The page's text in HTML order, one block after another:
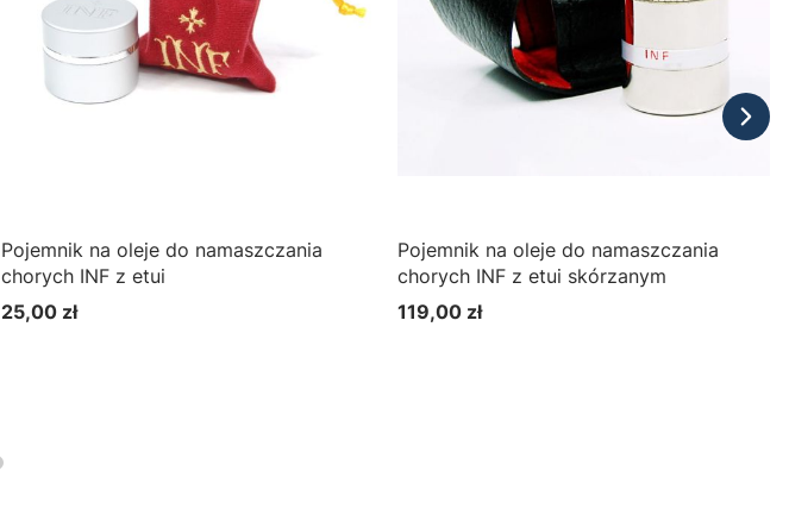
Pojemnik na oleje do namaszczania
chorych INF z etui
Cena
25,00 zł
Pojemnik na oleje do namaszczania
chorych INF z etui skórzanym
Cena
119,00 zł